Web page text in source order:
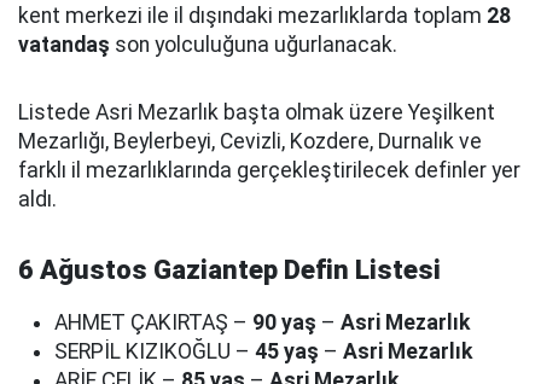
kent merkezi ile il dışındaki mezarlıklarda toplam 28
vatandaş son yolculuğuna uğurlanacak.
Listede Asri Mezarlık başta olmak üzere Yeşilkent
Mezarlığı, Beylerbeyi, Cevizli, Kozdere, Durnalık ve
farklı il mezarlıklarında gerçekleştirilecek definler yer
aldı.
6 Ağustos Gaziantep Defin Listesi
AHMET ÇAKIRTAŞ – 90 yaş – Asri Mezarlık
SERPİL KIZIKOĞLU – 45 yaş – Asri Mezarlık